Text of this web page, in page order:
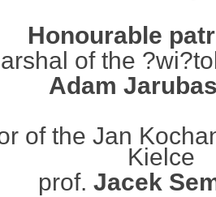
Honourable
of the
Adam
of the Jan
Kielce
prof. Jacek